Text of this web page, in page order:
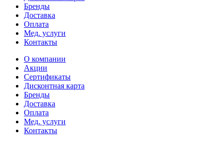
Бренды
Доставка
Оплата
Мед. услуги
Контакты
О компании
Акции
Сертификаты
Дисконтная карта
Бренды
Доставка
Оплата
Мед. услуги
Контакты